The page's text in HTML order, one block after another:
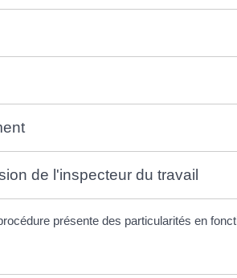
de l'inspecteur du travail
présente des particularités en